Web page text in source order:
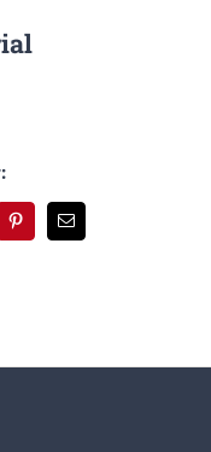
Pinterest
E-
mail